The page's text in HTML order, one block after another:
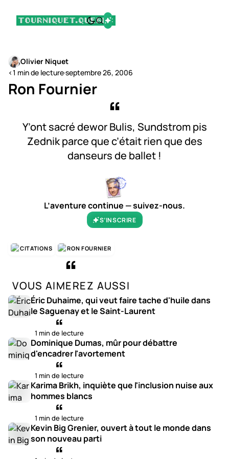
Olivier Niquet
<1 min de lecture·septembre 26, 2006
Ron Fournier
Y’ont sacré dewor Bulis, Sundstrom pis
Zednik parce que c’était rien que des
danseurs de ballet !
L’aventure continue — suivez-nous.
S’INSCRIRE
CITATIONS RON FOURNIER
VOUS AIMEREZ AUSSI
Éric Duhaime, qui veut faire tache d'huile dans
le Saguenay et le Saint-Laurent
1 min de lecture
Dominique Dumas, mûr pour débattre
d'encadrer l'avortement
1 min de lecture
Karima Brikh, inquiète que l'inclusion nuise aux
hommes blancs
1 min de lecture
Kevin Big Grenier, ouvert à tout le monde dans
son nouveau parti